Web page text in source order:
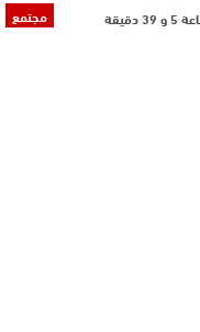
مجتمع